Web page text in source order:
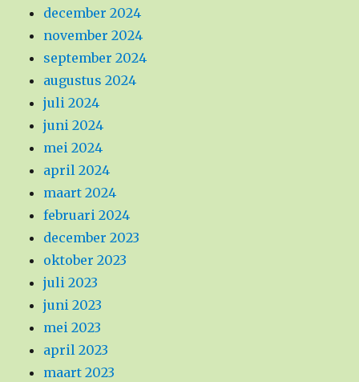
december 2024
november 2024
september 2024
augustus 2024
juli 2024
juni 2024
mei 2024
april 2024
maart 2024
februari 2024
december 2023
oktober 2023
juli 2023
juni 2023
mei 2023
april 2023
maart 2023